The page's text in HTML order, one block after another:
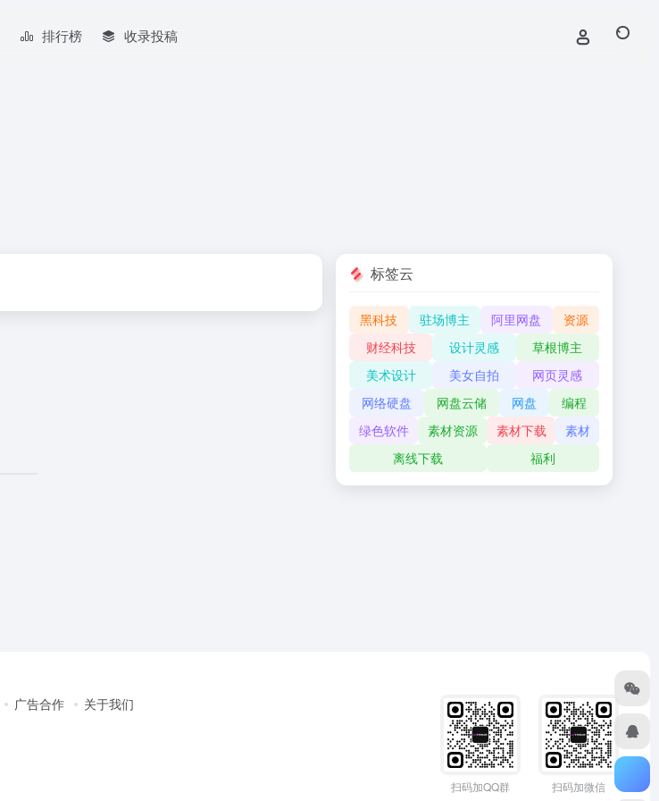
排行榜 收录投稿
标签云
黑科技 驻场博主 阿里网盘
资源
财经科技
设计灵感
草根博主
美术设计
美女自拍
网页灵感
网络硬盘
网盘云储 网盘
编程
绿色软件
素材资源 素材下载
素材
离线下载
福利
广告合作 关于我们
扫码加QQ群 扫码加微信